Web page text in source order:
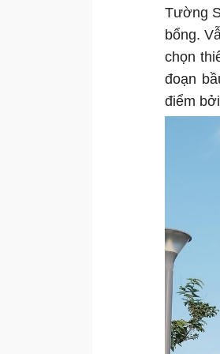
Tường
bổng.
chọn
đoạn
điểm